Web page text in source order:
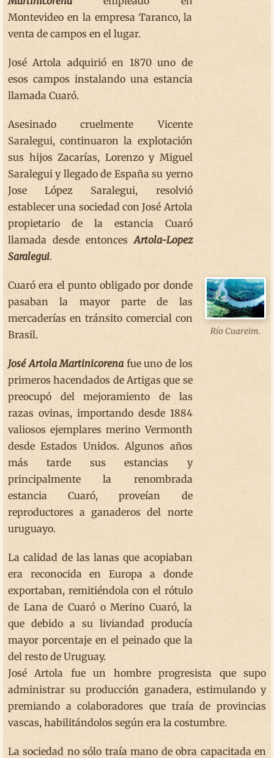
Montevideo en la empresa Taranco, la
venta de campos en el lugar.
José Artola adquirió en 1870 uno de
esos campos instalando una estancia
llamada Cuaró.
Asesinado cruelmente Vicente
Saralegui, continuaron la explotación
sus hijos Zacarías, Lorenzo y Miguel
Saralegui y llegado de España su yerno
Jose López Saralegui, resolvió
establecer una sociedad con José Artola
propietario de la estancia Cuaró
llamada desde entoncesArtola-Lopez
Saralegui.
Cuaró era el punto obligado por donde
pasaban la mayor parte de las
mercaderías en tránsito comercial con
Brasil.
José Artola Martinicorena fue uno de los
primeros hacendados de Artigas que se
preocupó del mejoramiento de las
razas ovinas, importando desde 1884
valiosos ejemplares merino Vermonth
desde Estados Unidos. Algunos años
más tarde sus estancias y
principalmente la renombrada
estancia Cuaró, proveían de
reproductores a ganaderos del norte
uruguayo.
La calidad de las lanas que acopiaban
era reconocida en Europa a donde
exportaban, remitiéndola con el rótulo
de Lana de Cuaró o Merino Cuaró, la
que debido a su liviandad producía
mayor porcentaje en el peinado que la
del resto de Uruguay.
Río Cuareim.
José Artola fue un hombre progresista que supo
administrar su producción ganadera, estimulando y
premiando a colaboradores que traía de provincias
vascas, habilitándolos según era la costumbre.
La sociedad no sólo traía mano de obra capacitada en